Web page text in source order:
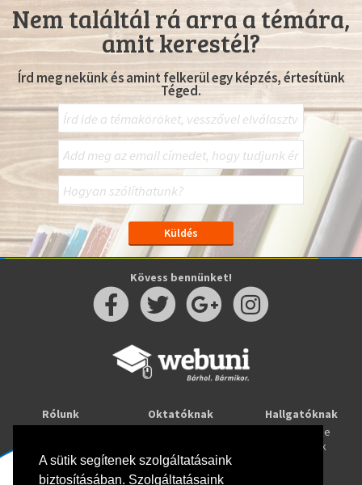
A sütik segítenek szolgáltatásaink
biztosításában. Szolgáltatásaink
Nem találtál rá arra a témára,
amit kerestél?
Írd meg nekünk és amint felkerül egy képzés, értesítünk
Téged.
Kövess bennünket!
Rólunk
Oktatóknak
Webuni Stúdió
Hallgatóknak
Tanulj online
Képzések